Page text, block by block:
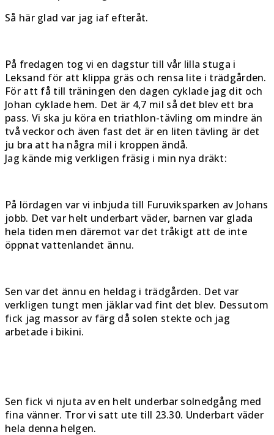
Så här glad var jag iaf efteråt.
På fredagen tog vi en dagstur till vår lilla stuga i
Leksand för att klippa gräs och rensa lite i trädgården.
För att få till träningen den dagen cyklade jag dit och
Johan cyklade hem. Det är 4,7 mil så det blev ett bra
pass. Vi ska ju köra en triathlon-tävling om mindre än
två veckor och även fast det är en liten tävling är det
ju bra att ha några mil i kroppen ändå.
Jag kände mig verkligen fräsig i min nya dräkt:
På lördagen var vi inbjuda till Furuviksparken av Johans
jobb. Det var helt underbart väder, barnen var glada
hela tiden men däremot var det tråkigt att de inte
öppnat vattenlandet ännu.
Sen var det ännu en heldag i trädgården. Det var
verkligen tungt men jäklar vad fint det blev. Dessutom
fick jag massor av färg då solen stekte och jag
arbetade i bikini.
Sen fick vi njuta av en helt underbar solnedgång med
fina vänner. Tror vi satt ute till 23.30. Underbart väder
hela denna helgen.